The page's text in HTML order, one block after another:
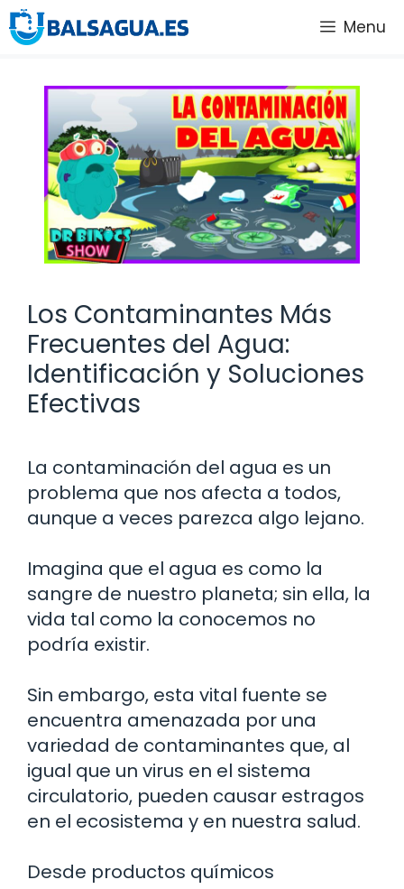
Saltar
al
Menu
Los Contaminantes Más
Frecuentes del Agua:
Identificación y Soluciones
Efectivas
La contaminación del agua es un
problema que nos afecta a todos,
aunque a veces parezca algo lejano.
Imagina que el agua es como la
sangre de nuestro planeta; sin ella, la
vida tal como la conocemos no
podría existir.
Sin embargo, esta vital fuente se
encuentra amenazada por una
variedad de contaminantes que, al
igual que un virus en el sistema
circulatorio, pueden causar estragos
en el ecosistema y en nuestra salud.
Desde productos químicos